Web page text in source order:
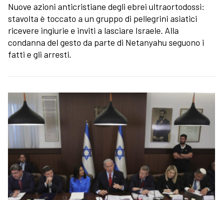
Nuove azioni anticristiane degli ebrei ultraortodossi:
stavolta è toccato a un gruppo di pellegrini asiatici
ricevere ingiurie e inviti a lasciare Israele. Alla
condanna del gesto da parte di Netanyahu seguono i
fatti e gli arresti.